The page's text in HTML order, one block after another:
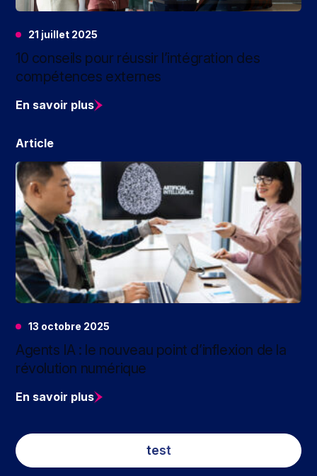
21 juillet 2025
10 conseils pour réussir l’intégration des
compétences externes
En savoir plus
Article
13 octobre 2025
Agents IA : le nouveau point d’inflexion de la
révolution numérique
En savoir plus
test